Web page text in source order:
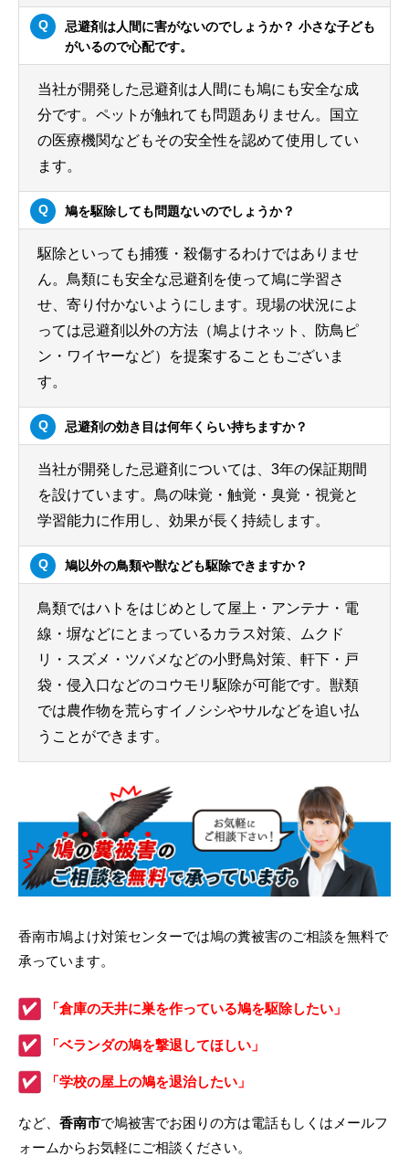
忌避剤は人間に害がないのでしょうか？ 小さな子ども
がいるので心配です。
当社が開発した忌避剤は人間にも鳩にも安全な成
分です。ペットが触れても問題ありません。国立
の医療機関などもその安全性を認めて使用してい
ます。
鳩を駆除しても問題ないのでしょうか？
駆除といっても捕獲・殺傷するわけではありませ
ん。鳥類にも安全な忌避剤を使って鳩に学習さ
せ、寄り付かないようにします。現場の状況によ
っては忌避剤以外の方法（鳩よけネット、防鳥ピ
ン・ワイヤーなど）を提案することもございま
す。
忌避剤の効き目は何年くらい持ちますか？
当社が開発した忌避剤については、3年の保証期間
を設けています。鳥の味覚・触覚・臭覚・視覚と
学習能力に作用し、効果が長く持続します。
鳩以外の鳥類や獣なども駆除できますか？
鳥類ではハトをはじめとして屋上・アンテナ・電
線・塀などにとまっているカラス対策、ムクド
リ・スズメ・ツバメなどの小野鳥対策、軒下・戸
袋・侵入口などのコウモリ駆除が可能です。獣類
では農作物を荒らすイノシシやサルなどを追い払
うことができます。
香南市鳩よけ対策センターでは鳩の糞被害のご相談を無料で
承っています。
「倉庫の天井に巣を作っている鳩を駆除したい」
「ベランダの鳩を撃退してほしい」
「学校の屋上の鳩を退治したい」
など、 香南市で鳩被害でお困りの方は電話もしくはメールフ
ォームからお気軽にご相談ください。